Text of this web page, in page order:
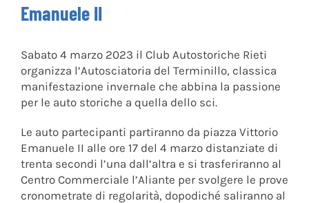
Emanuele II
Sabato 4 marzo 2023 il Club Autostoriche Rieti
organizza l’Autosciatoria del Terminillo, classica
manifestazione invernale che abbina la passione
per le auto storiche a quella dello sci.
Le auto partecipanti partiranno da piazza Vittorio
Emanuele II alle ore 17 del 4 marzo distanziate di
trenta secondi l’una dall’altra e si trasferiranno al
Centro Commerciale l’Aliante per svolgere le prove
cronometrate di regolarità, dopodiché saliranno al